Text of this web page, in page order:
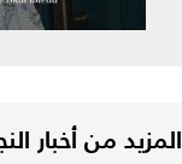
المزيد من أخبار